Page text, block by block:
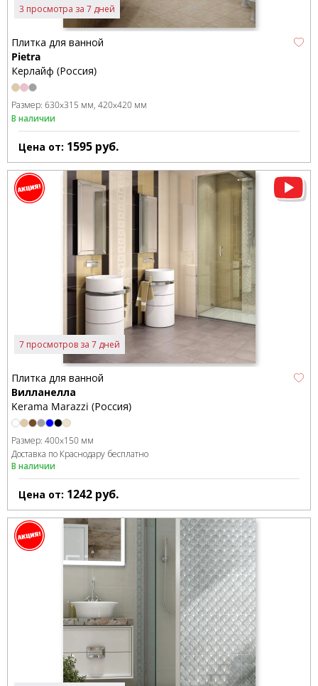
3 просмотра за 7 дней
Плитка для ванной
Pietra
Керлайф (Россия)
Размер: 630x315 мм 420x420 мм
В наличии
Цена от: 1595 руб.
7 просмотров за 7 дней
Плитка для ванной
Вилланелла
Kerama Marazzi (Россия)
Размер: 400x150 мм
Доставка по Краснодару бесплатно
В наличии
Цена от: 1242 руб.